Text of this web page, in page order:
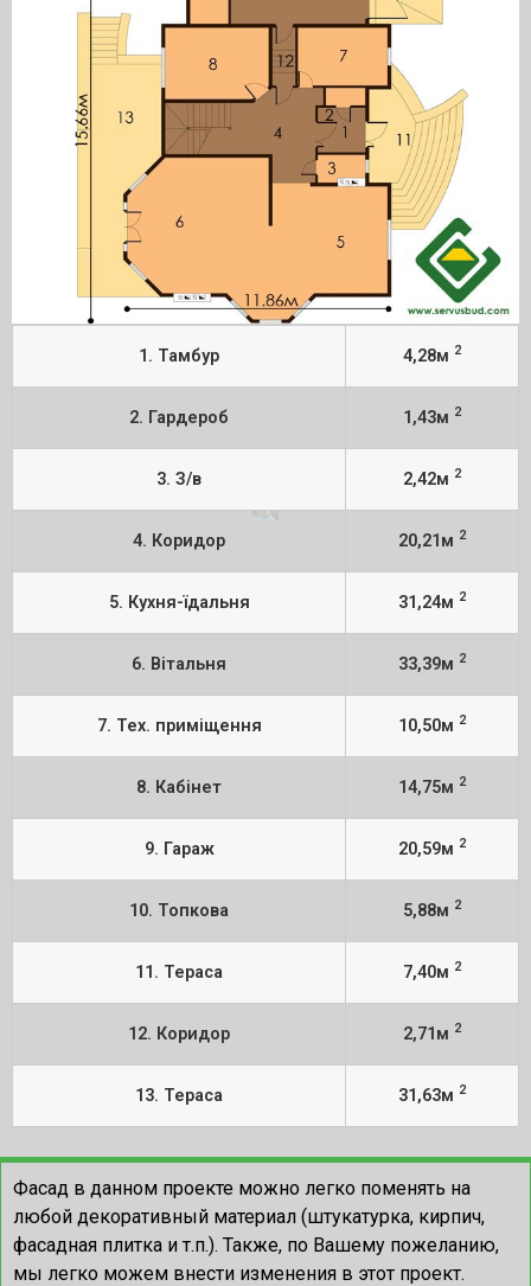
1. Тамбур 4,28м 2
2. Гардероб 1,43м 2
3. З/в 2,42м 2
4. Коридор 20,21м 2
5. Кухня-їдальня 31,24м 2
6. Вітальня 33,39м 2
7. Тех. приміщення 10,50м 2
8. Кабінет 14,75м 2
9. Гараж 20,59м 2
10. Топкова 5,88м 2
11. Тераса 7,40м 2
12. Коридор 2,71м 2
13. Тераса 31,63м 2
Фасад в данном проекте можно легко поменять на
любой декоративный материал (штукатурка, кирпич,
фасадная плитка и т.п.). Также, по Вашему пожеланию,
мы легко можем внести изменения в этот проект.